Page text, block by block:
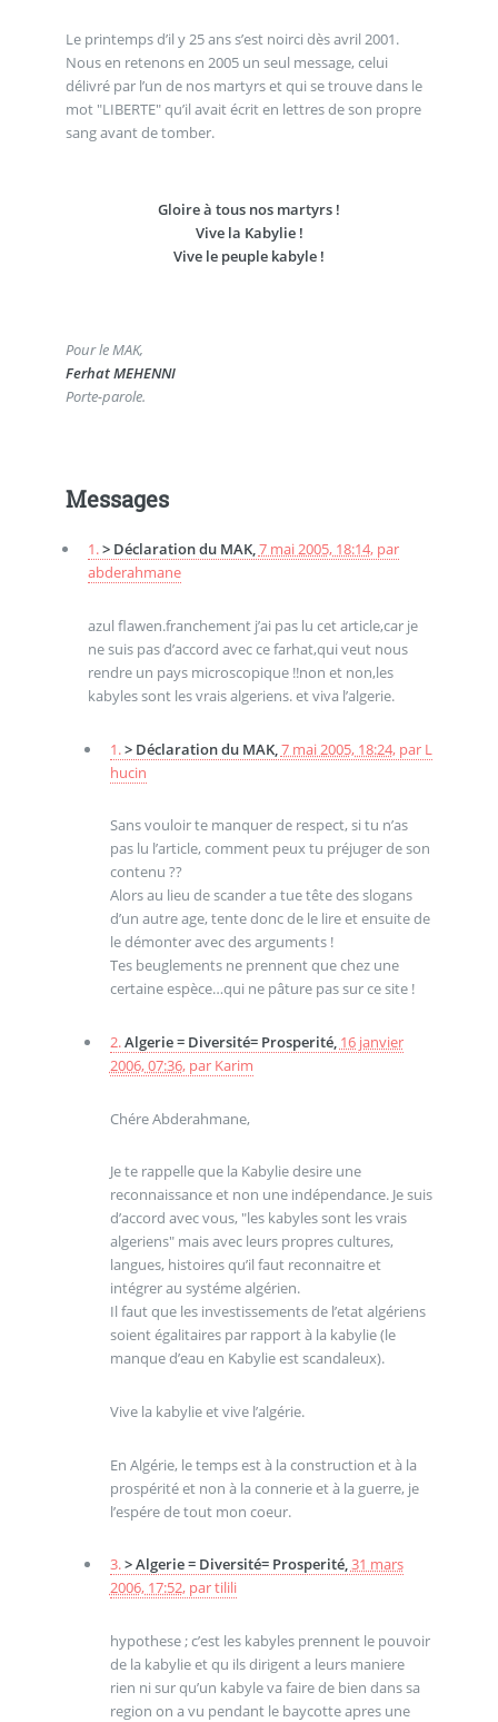
Le printemps d’il y 25 ans s’est noirci dès avril 2001.
Nous en retenons en 2005 un seul message, celui
délivré par l’un de nos martyrs et qui se trouve dans le
mot "LIBERTE" qu’il avait écrit en lettres de son propre
sang avant de tomber.
Gloire à tous nos martyrs !
Vive la Kabylie !
Vive le peuple kabyle !
Pour le MAK,
Ferhat MEHENNI
Porte-parole.
Messages
1.> Déclaration du MAK,7 mai 2005, 18:14, par
abderahmane
azul flawen.franchement j’ai pas lu cet article,car je
ne suis pas d’accord avec ce farhat,qui veut nous
rendre un pays microscopique !!non et non,les
kabyles sont les vrais algeriens. et viva l’algerie.
1.> Déclaration du MAK, 7 mai 2005, 18:24, par L
hucin
Sans vouloir te manquer de respect, si tu n’as
pas lu l’article, comment peux tu préjuger de son
contenu ??
Alors au lieu de scander a tue tête des slogans
d’un autre age, tente donc de le lire et ensuite de
le démonter avec des arguments !
Tes beuglements ne prennent que chez une
certaine espèce…qui ne pâture pas sur ce site !
2.Algerie = Diversité= Prosperité, 16 janvier
2006, 07:36, par Karim
Chére Abderahmane,
Je te rappelle que la Kabylie desire une
reconnaissance et non une indépendance. Je suis
d’accord avec vous, "les kabyles sont les vrais
algeriens" mais avec leurs propres cultures,
langues, histoires qu’il faut reconnaitre et
intégrer au systéme algérien.
Il faut que les investissements de l’etat algériens
soient égalitaires par rapport à la kabylie (le
manque d’eau en Kabylie est scandaleux).
Vive la kabylie et vive l’algérie.
En Algérie, le temps est à la construction et à la
prospérité et non à la connerie et à la guerre, je
l’espére de tout mon coeur.
3.> Algerie = Diversité= Prosperité,31 mars
2006, 17:52, partilili
hypothese ; c’est les kabyles prennent le pouvoir
de la kabylie et qu ils dirigent a leurs maniere
rien ni sur qu’un kabyle va faire de bien dans sa
region on a vu pendant le baycotte apres une